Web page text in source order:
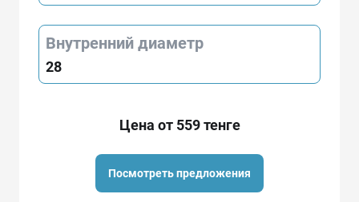
Внутренний диаметр
28
Цена от 559 тенге
Посмотреть предложения